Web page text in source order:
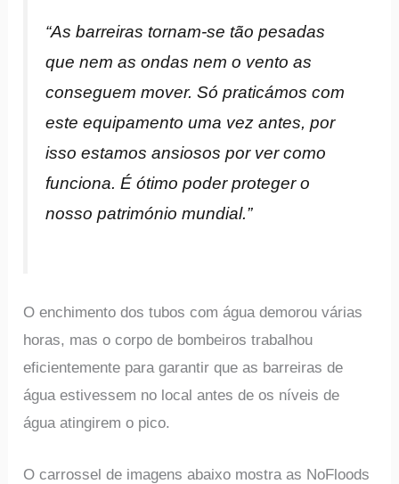
“As barreiras tornam-se tão pesadas
que nem as ondas nem o vento as
conseguem mover. Só praticámos com
este equipamento uma vez antes, por
isso estamos ansiosos por ver como
funciona. É ótimo poder proteger o
nosso património mundial.”
O enchimento dos tubos com água demorou várias
horas, mas o corpo de bombeiros trabalhou
eficientemente para garantir que as barreiras de
água estivessem no local antes de os níveis de
água atingirem o pico.
O carrossel de imagens abaixo mostra as NoFloods